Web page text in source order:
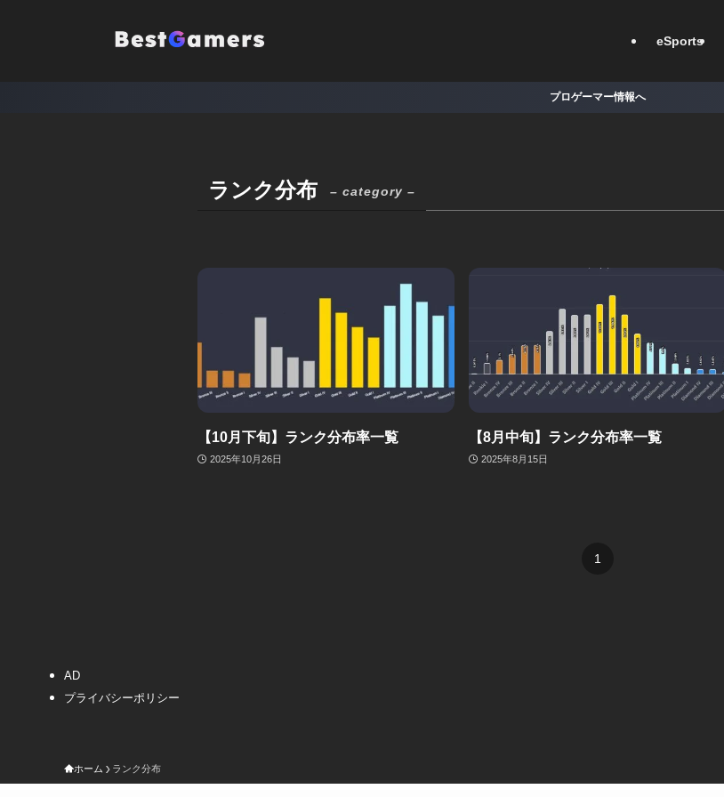
eSports
プロゲーマー情報へ
ランク分布 – category –
【10月下旬】ランク分布率一覧
2025年10月26日
【8月中旬】ランク分布率一覧
2025年8月15日
1
AD
プライバシーポリシー
ホーム ランク分布